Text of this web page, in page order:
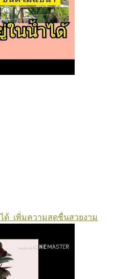
ด้ เพิ่มความสดชื่นสวยงาม